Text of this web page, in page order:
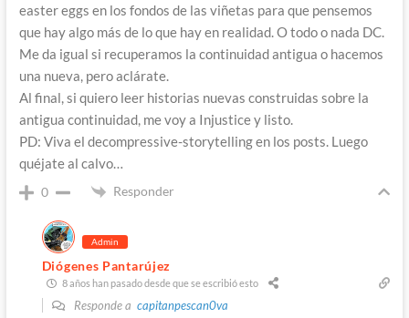
easter eggs en los fondos de las viñetas para que pensemos
que hay algo más de lo que hay en realidad. O todo o nada DC.
Me da igual si recuperamos la continuidad antigua o hacemos
una nueva, pero aclárate.
Al final, si quiero leer historias nuevas construidas sobre la
antigua continuidad, me voy a Injustice y listo.
PD: Viva el decompressive-storytelling en los posts. Luego
quéjate al calvo…
0 Responder
Admin
Diógenes Pantarújez
8 años han pasado desde que se escribió esto
Responde a capitanpescan0va